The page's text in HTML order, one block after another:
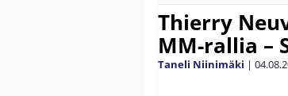
Thierry
MM-rallia –
Taneli Niinimäki |